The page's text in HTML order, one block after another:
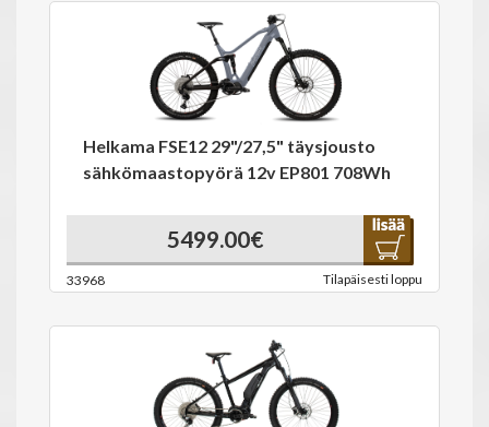
Helkama FSE12 29"/27,5" täysjousto
sähkömaastopyörä 12v EP801 708Wh
5499.00€
33968 Tilapäisesti loppu